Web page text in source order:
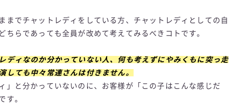
までチャットレディをしている方、チャットレディとしての自
ちらであっても全員が改めて考えてみるべきコトです。
ディなのか分かっていない人、何も考えずにやみくもに突っ走
しても中々常連さんは付きません。
」と分かっていないのに、お客様が「この子はこんな感じだ
す。